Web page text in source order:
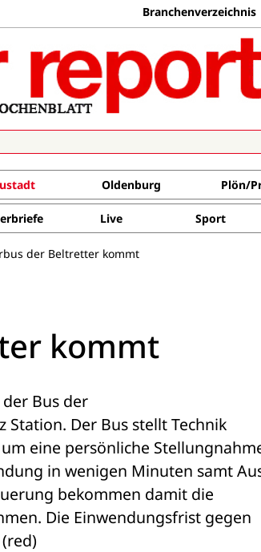
Branchenverzeichnis
Oldenburg Plön/
Live Sport
der Beltretter kommt
kommt
Bus der
Der Bus stellt Technik
eine persönliche
in wenigen Minuten samt
bekommen damit die
Die Einwendungsfrist gegen